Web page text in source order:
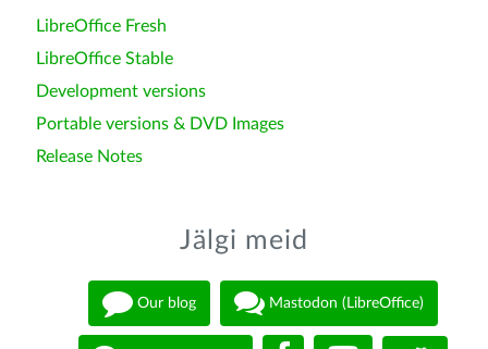
LibreOffice Fresh
LibreOffice Stable
Development versions
Portable versions & DVD Images
Release Notes
Jälgi meid
Our blog Mastodon (LibreOffice)